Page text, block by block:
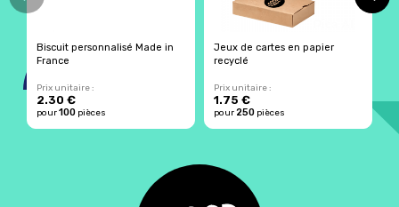
Biscuit personnalisé Made in
France
Prix unitaire :
2.30 €
pour100 pièces
Jeux de cartes en papier
recyclé
Prix unitaire :
1.75 €
pour250 pièces